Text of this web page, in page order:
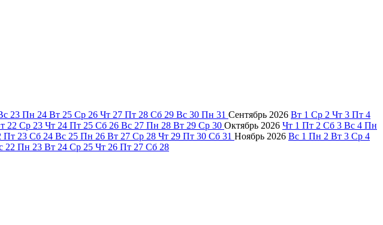
23 Пн 24 Вт 25 Ср 26 Чт 27 Пт 28 Сб 29 Вс 30 Пн 31 Сентябрь 2026 Вт 1 Ср 2 Чт 3 Пт 4
22 Ср 23 Чт 24 Пт 25 Сб 26 Вс 27 Пн 28 Вт 29 Ср 30 Октябрь 2026 Чт 1 Пт 2 Сб 3 Вс 4 Пн
Пт 23 Сб 24 Вс 25 Пн 26 Вт 27 Ср 28 Чт 29 Пт 30 Сб 31 Ноябрь 2026 Вс 1 Пн 2 Вт 3 Ср 4
22 Пн 23 Вт 24 Ср 25 Чт 26 Пт 27 Сб 28